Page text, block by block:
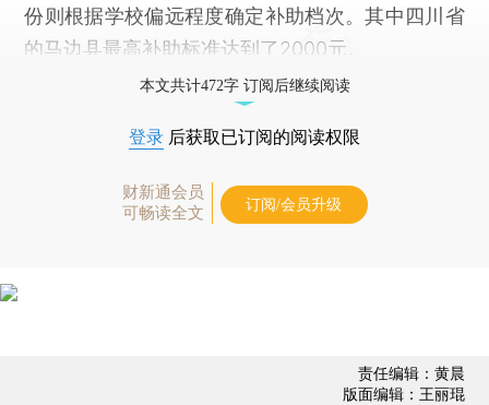
份则根据学校偏远程度确定补助档次。其中四川省
的马边县最高补助标准达到了2000元。
本文共计472字 订阅后继续阅读
登录 后获取已订阅的阅读权限
财新通会员
可畅读全文
订阅/会员升级
责任编辑：黄晨
版面编辑：王丽琨